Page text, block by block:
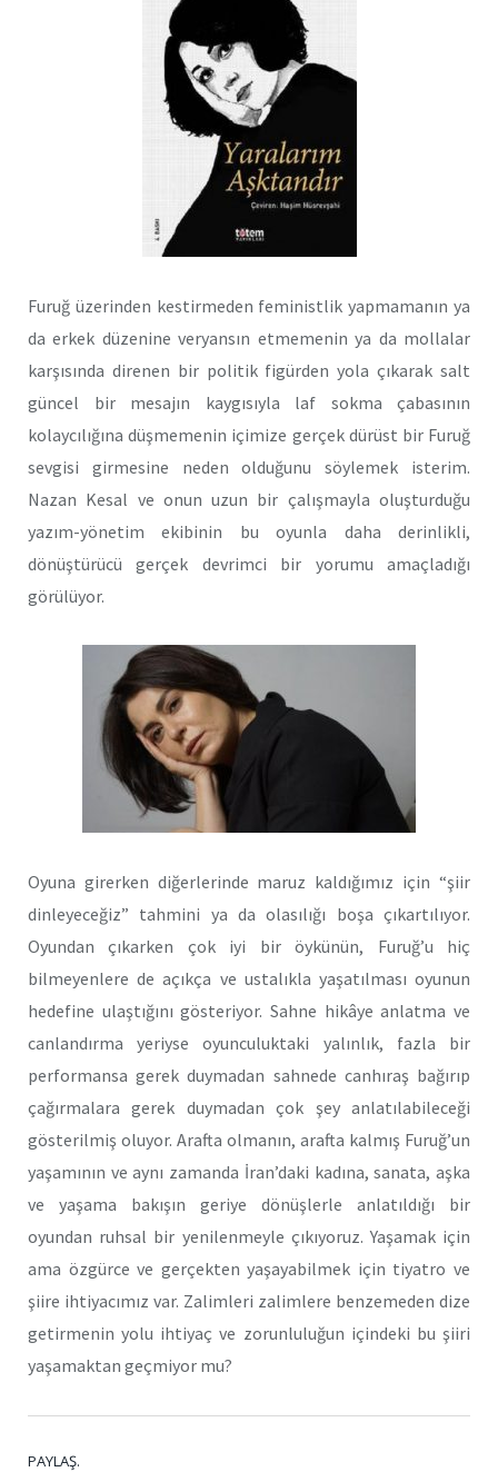
Furuğ üzerinden kestirmeden feministlik yapmamanın ya
da erkek düzenine veryansın etmemenin ya da mollalar
karşısında direnen bir politik figürden yola çıkarak salt
güncel bir mesajın kaygısıyla laf sokma çabasının
kolaycılığına düşmemenin içimize gerçek dürüst bir Furuğ
sevgisi girmesine neden olduğunu söylemek isterim.
Nazan Kesal ve onun uzun bir çalışmayla oluşturduğu
yazım-yönetim ekibinin bu oyunla daha derinlikli,
dönüştürücü gerçek devrimci bir yorumu amaçladığı
görülüyor.
Oyuna girerken diğerlerinde maruz kaldığımız için “şiir
dinleyeceğiz” tahmini ya da olasılığı boşa çıkartılıyor.
Oyundan çıkarken çok iyi bir öykünün, Furuğ’u hiç
bilmeyenlere de açıkça ve ustalıkla yaşatılması oyunun
hedefine ulaştığını gösteriyor. Sahne hikâye anlatma ve
canlandırma yeriyse oyunculuktaki yalınlık, fazla bir
performansa gerek duymadan sahnede canhıraş bağırıp
çağırmalara gerek duymadan çok şey anlatılabileceği
gösterilmiş oluyor. Arafta olmanın, arafta kalmış Furuğ’un
yaşamının ve aynı zamanda İran’daki kadına, sanata, aşka
ve yaşama bakışın geriye dönüşlerle anlatıldığı bir
oyundan ruhsal bir yenilenmeyle çıkıyoruz. Yaşamak için
ama özgürce ve gerçekten yaşayabilmek için tiyatro ve
şiire ihtiyacımız var. Zalimleri zalimlere benzemeden dize
getirmenin yolu ihtiyaç ve zorunluluğun içindeki bu şiiri
yaşamaktan geçmiyor mu?
PAYLAŞ.